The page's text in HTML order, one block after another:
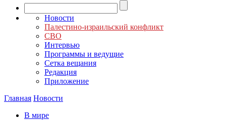
Новости
Палестино-израильский конфликт
СВО
Интервью
Программы и ведущие
Сетка вещания
Редакция
Приложение
Главная Новости
В мире